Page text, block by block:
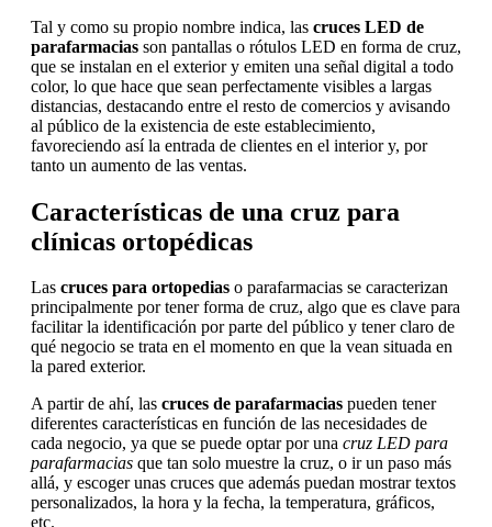
Tal y como su propio nombre indica, las cruces LED de
parafarmacias son pantallas o rótulos LED en forma de cruz,
que se instalan en el exterior y emiten una señal digital a todo
color, lo que hace que sean perfectamente visibles a largas
distancias, destacando entre el resto de comercios y avisando
al público de la existencia de este establecimiento,
favoreciendo así la entrada de clientes en el interior y, por
tanto un aumento de las ventas.
Características de una cruz para
clínicas ortopédicas
Las cruces para ortopedias o parafarmacias se caracterizan
principalmente por tener forma de cruz, algo que es clave para
facilitar la identificación por parte del público y tener claro de
qué negocio se trata en el momento en que la vean situada en
la pared exterior.
A partir de ahí, las cruces de parafarmacias pueden tener
diferentes características en función de las necesidades de
cada negocio, ya que se puede optar por una cruz LED para
parafarmacias que tan solo muestre la cruz, o ir un paso más
allá, y escoger unas cruces que además puedan mostrar textos
personalizados, la hora y la fecha, la temperatura, gráficos,
etc.